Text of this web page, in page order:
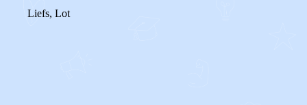
Liefs, Lot